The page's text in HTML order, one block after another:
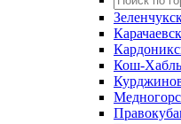
Карачаевск
Кош-Хабль